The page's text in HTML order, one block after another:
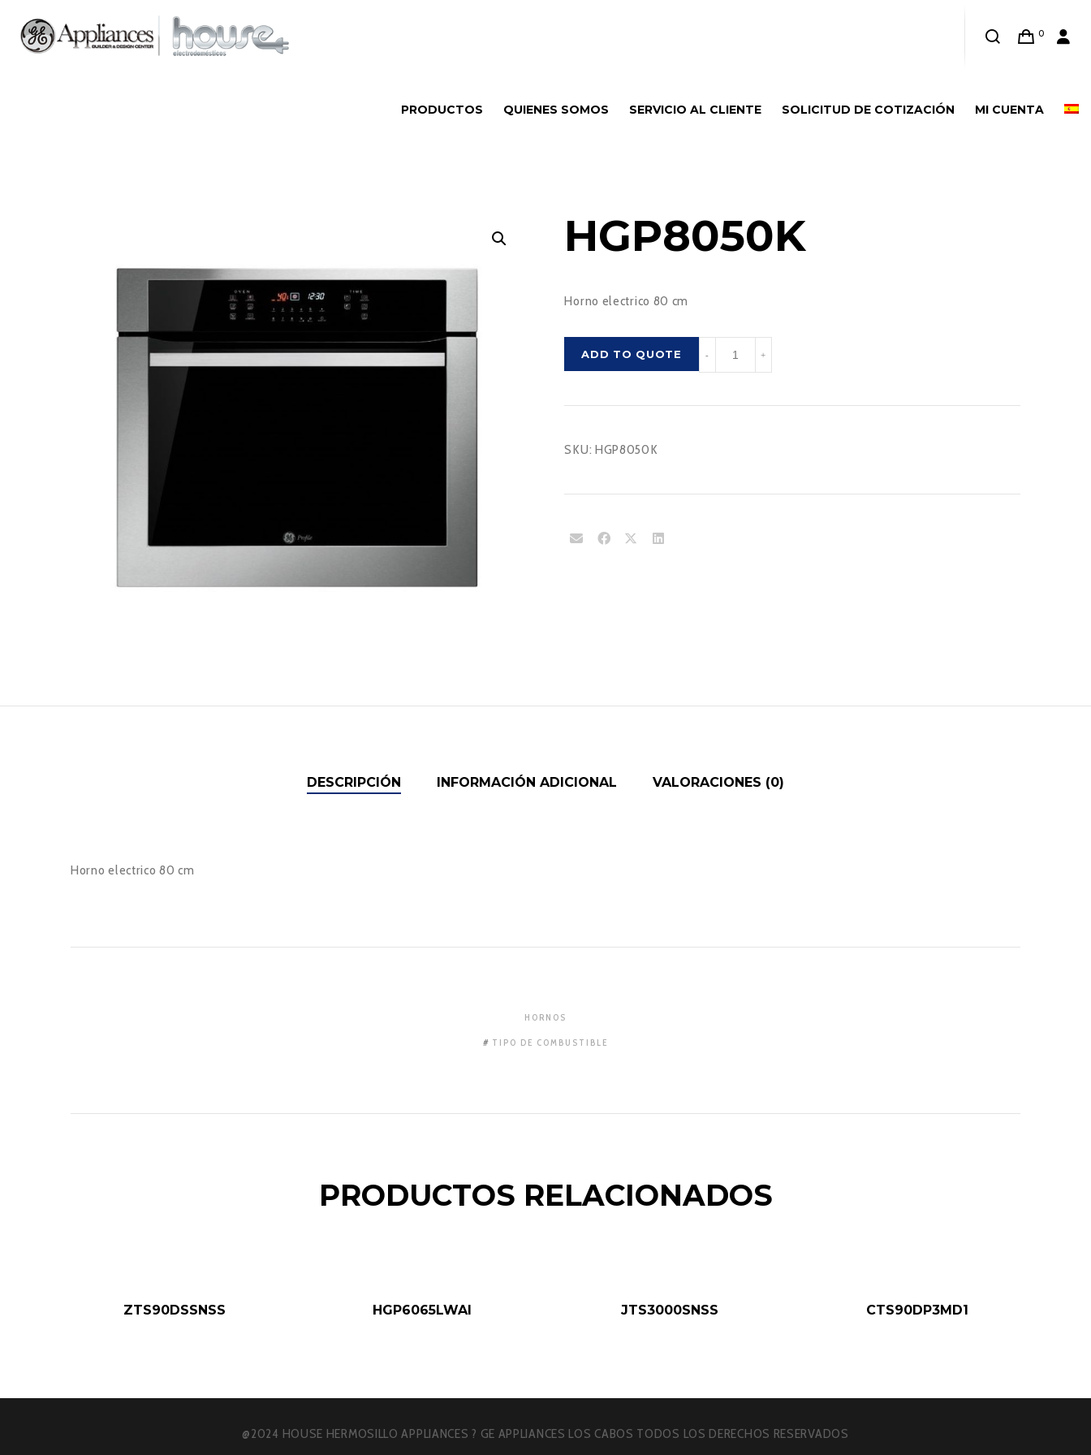
0
PRODUCTOS QUIENES SOMOS SERVICIO AL CLIENTE SOLICITUD DE COTIZACIÓN MI CUENTA
HGP8050K
Horno electrico 80 cm
ADD TO QUOTE
cantidad
- +
SKU: HGP8050K
DESCRIPCIÓN INFORMACIÓN ADICIONAL VALORACIONES (0)
Horno electrico 80 cm
HORNOS
TIPO DE COMBUSTIBLE
PRODUCTOS RELACIONADOS
ZTS90DSSNSS HGP6065LWAI JTS3000SNSS CTS90DP3MD1
@2024 HOUSE HERMOSILLO APPLIANCES ? GE APPLIANCES LOS CABOS TODOS LOS DERECHOS RESERVADOS